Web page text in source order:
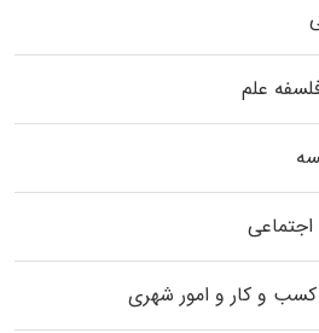
علم
و کار و امور شهری